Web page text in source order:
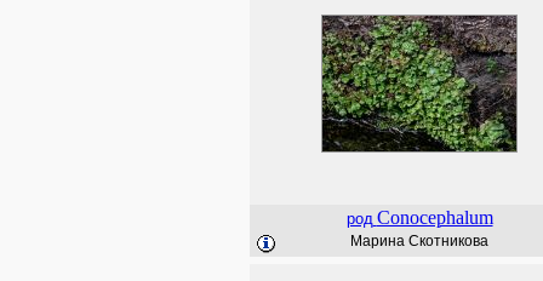
род Conocephalum
Марина Скотникова